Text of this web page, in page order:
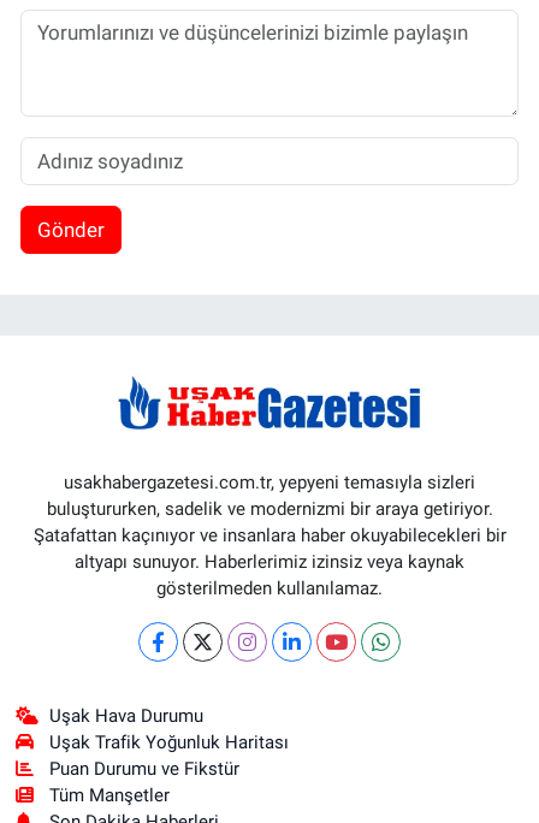
Gönder
usakhabergazetesi.com.tr, yepyeni temasıyla sizleri
buluştururken, sadelik ve modernizmi bir araya getiriyor.
Şatafattan kaçınıyor ve insanlara haber okuyabilecekleri bir
altyapı sunuyor. Haberlerimiz izinsiz veya kaynak
gösterilmeden kullanılamaz.
Uşak Hava Durumu
Uşak Trafik Yoğunluk Haritası
Puan Durumu ve Fikstür
Tüm Manşetler